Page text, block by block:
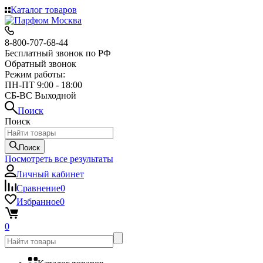
Каталог товаров
8-800-707-68-44
Бесплатный звонок по РФ
Обратный звонок
Режим работы:
ПН-ПТ 9:00 - 18:00
СБ-ВС Выходной
Поиск
Поиск
Поиск
Посмотреть все результаты
Личный кабинет
Сравнение0
Избранное0
0